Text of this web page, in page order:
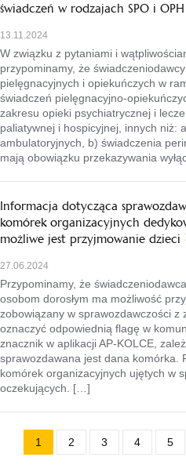
świadczeń w rodzajach SPO i OPH
13.11.2024
W związku z pytaniami i
przypominamy, że
pielęgnacyjnych i opiekuńczych w
świadczeń pielęgnacyjno-
zakresu opieki psychiatrycznej i
paliatywnej i hospicyjnej, innych niż:
ambulatoryjnych, b) świadczenia
mają obowiązku przekazywania
Informacja dotycząca
komórek organizacyjnych
możliwe jest przyjmowanie dzieci
27.06.2024
Przypominamy, że
osobom dorosłym ma możliwość
zobowiązany w sprawozdawczości z
oznaczyć odpowiednią flagę w
znacznik w aplikacji AP-KOLCE,
sprawozdawana jest dana komórka.
komórek organizacyjnych ujętych w
oczekujących. […]
1 2 3 4 5